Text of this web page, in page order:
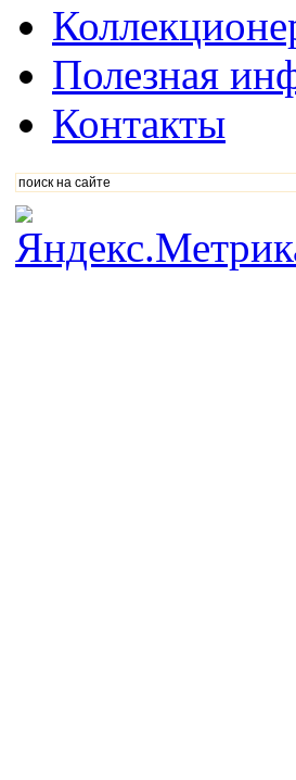
Полезная
Контакты